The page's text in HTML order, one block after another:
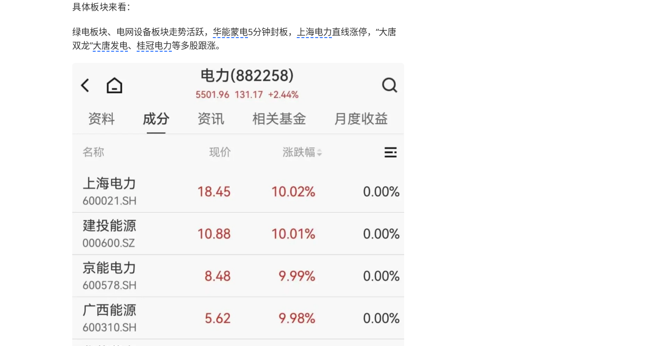
具体板块来看：
绿电板块、电网设备板块走势活跃， 华能蒙电5分钟封板， 上海电力直线涨停，“大唐
双龙”大唐发电、 桂冠电力等多股跟涨。